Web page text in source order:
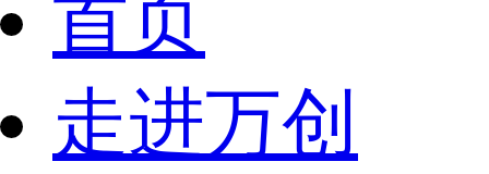
首页
走进万创